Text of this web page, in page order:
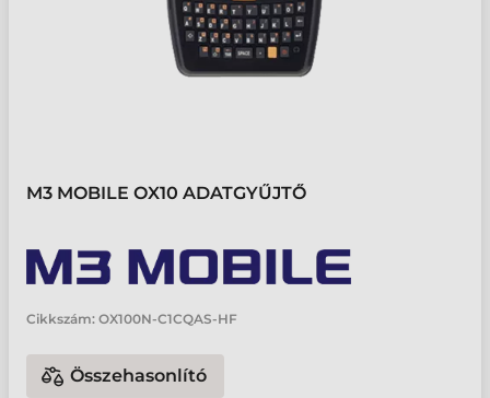
M3 MOBILE OX10 ADATGYŰJTŐ
Cikkszám: OX100N-C1CQAS-HF
Összehasonlító